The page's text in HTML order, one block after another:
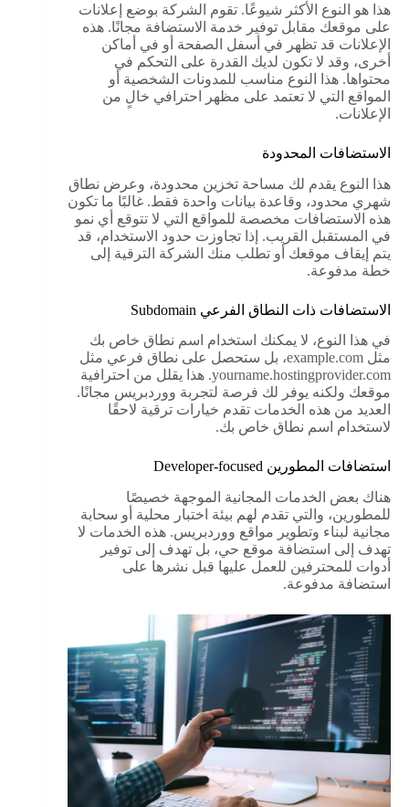
هذا هو النوع الأكثر شيوعًا. تقوم الشركة بوضع إعلانات
على موقعك مقابل توفير خدمة الاستضافة مجانًا. هذه
الإعلانات قد تظهر في أسفل الصفحة أو في أماكن
أخرى، وقد لا تكون لديك القدرة على التحكم في
محتواها. هذا النوع مناسب للمدونات الشخصية أو
المواقع التي لا تعتمد على مظهر احترافي خالٍ من
الإعلانات.
الاستضافات المحدودة
هذا النوع يقدم لك مساحة تخزين محدودة، وعرض نطاق
شهري محدود، وقاعدة بيانات واحدة فقط. غالبًا ما تكون
هذه الاستضافات مخصصة للمواقع التي لا تتوقع أي نمو
في المستقبل القريب. إذا تجاوزت حدود الاستخدام، قد
يتم إيقاف موقعك أو تطلب منك الشركة الترقية إلى
خطة مدفوعة.
الاستضافات ذات النطاق الفرعي Subdomain
في هذا النوع، لا يمكنك استخدام اسم نطاق خاص بك
مثل example.com، بل ستحصل على نطاق فرعي مثل
yourname.hostingprovider.com. هذا يقلل من احترافية
موقعك ولكنه يوفر لك فرصة لتجربة ووردبريس مجانًا.
العديد من هذه الخدمات تقدم خيارات ترقية لاحقًا
لاستخدام اسم نطاق خاص بك.
استضافات المطورين Developer-focused
هناك بعض الخدمات المجانية الموجهة خصيصًا
للمطورين، والتي تقدم لهم بيئة اختبار محلية أو سحابة
مجانية لبناء وتطوير مواقع ووردبريس. هذه الخدمات لا
تهدف إلى استضافة موقع حي، بل تهدف إلى توفير
أدوات للمحترفين للعمل عليها قبل نشرها على
استضافة مدفوعة.